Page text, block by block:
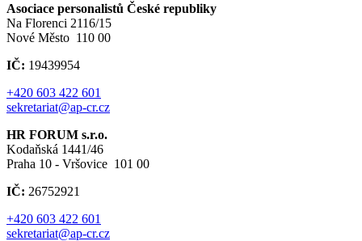
Asociace personalistů České republiky
Na Florenci 2116/15
Nové Město 110 00
IČ: 19439954
+420 603 422 601
sekretariat@ap-cr.cz
HR FORUM s.r.o.
Kodaňská 1441/46
Praha 10 - Vršovice 101 00
IČ: 26752921
+420 603 422 601
sekretariat@ap-cr.cz